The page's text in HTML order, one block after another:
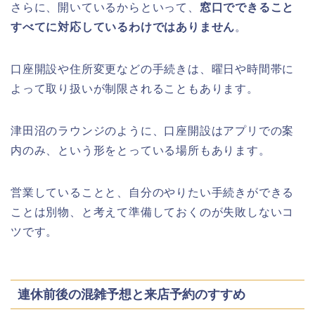
さらに、開いているからといって、 窓口でできること
すべてに対応しているわけではありません。
口座開設や住所変更などの手続きは、曜日や時間帯に
よって取り扱いが制限されることもあります。
津田沼のラウンジのように、口座開設はアプリでの案
内のみ、という形をとっている場所もあります。
営業していることと、自分のやりたい手続きができる
ことは別物、と考えて準備しておくのが失敗しないコ
ツです。
連休前後の混雑予想と来店予約のすすめ